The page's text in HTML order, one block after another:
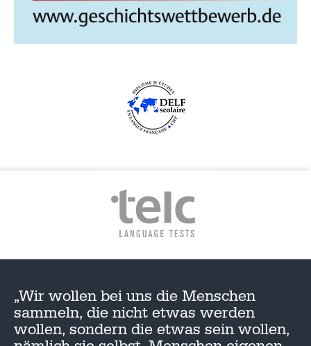
„Wir wollen bei uns die Menschen
sammeln, die nicht etwas werden
wollen, sondern die etwas sein wollen,